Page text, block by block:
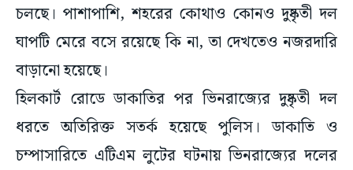
চলছে। পাশাপাশি, শহরের কোথাও কোনও দুষ্কৃতী দল
ঘাপটি মেরে বসে রয়েছে কি না, তা দেখতেও নজরদারি
বাড়ানো হয়েছে।
হিলকার্ট রোডে ডাকাতির পর ভিনরাজ্যের দুষ্কৃতী দল
ধরতে অতিরিক্ত সতর্ক হয়েছে পুলিস। ডাকাতি ও
চম্পাসারিতে এটিএম লুটের ঘটনায় ভিনরাজ্যের দলের